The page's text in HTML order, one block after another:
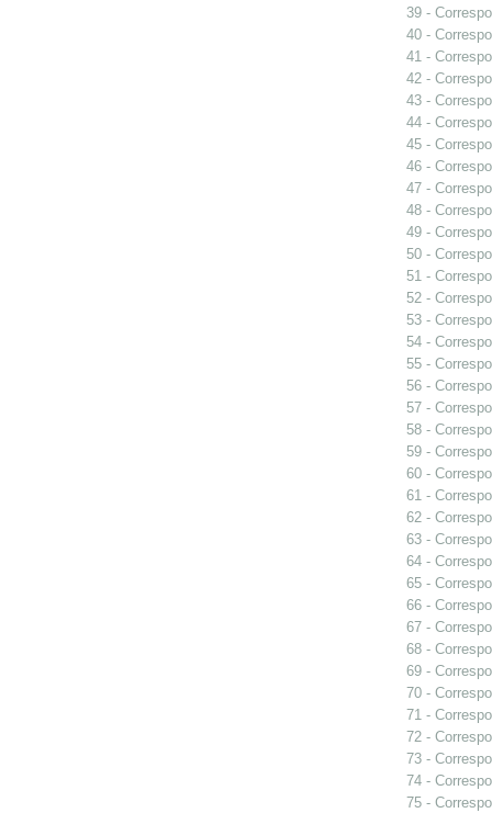
39 -
40 -
41 -
42 -
43 -
44 -
45 -
46 -
47 -
48 -
49 -
50 -
51 -
52 -
53 -
54 -
55 -
56 -
57 -
58 -
59 -
60 -
61 -
62 -
63 -
64 -
65 -
66 -
67 -
68 -
69 -
70 -
71 -
72 -
73 -
74 -
75 -